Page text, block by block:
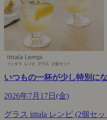
いつもの一杯が少し特別に
2026年7月17日(金)
グラス iittala レンピ (2個セ